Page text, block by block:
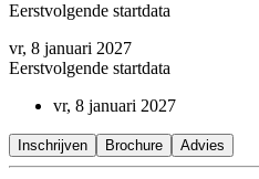
Eerstvolgende startdata
vr, 8 januari 2027
Eerstvolgende startdata
vr, 8 januari 2027
Inschrijven Brochure Advies